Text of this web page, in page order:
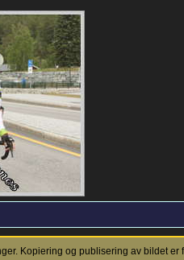
Kopiering og publisering av bildet er